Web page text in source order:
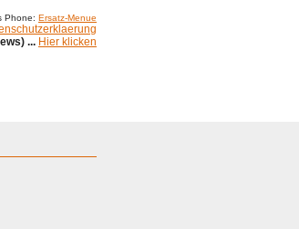
Phone: Ersatz-Menue
... Hier klicken